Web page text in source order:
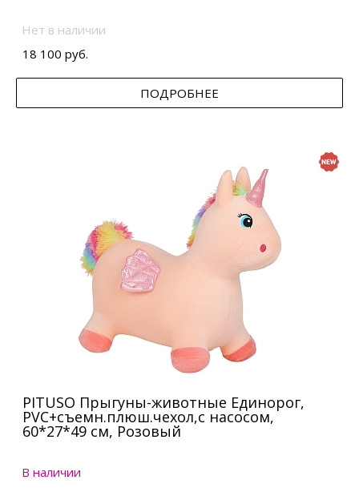
Нет в наличии
18 100 руб.
ПОДРОБНЕЕ
PITUSO Прыгуны-животные Единорог,
PVC+съемн.плюш.чехол,с насосом,
60*27*49 см, Розовый
В наличии